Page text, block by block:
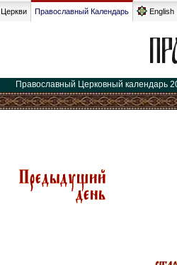
Православный Календарь English
Православный Церковный календарь